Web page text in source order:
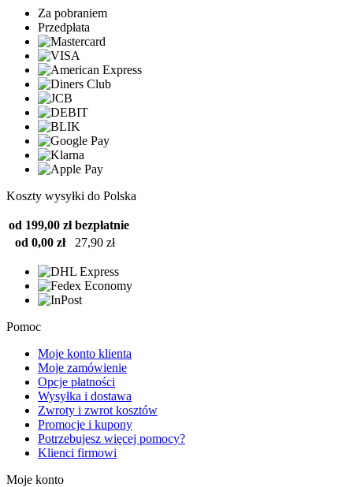
Za pobraniem
Przedpłata
Koszty wysyłki do Polska
od 199,00 zł bezpłatnie
od 0,00 zł
27,90 zł
Pomoc
Moje konto klienta
Moje zamówienie
Opcje płatności
Wysyłka i dostawa
Zwroty i zwrot kosztów
Promocje i kupony
Potrzebujesz więcej pomocy?
Klienci firmowi
Moje konto